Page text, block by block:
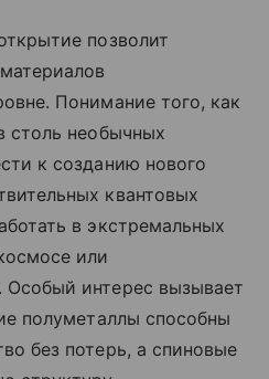
позволит
Понимание того, как
столь необычных
к созданию нового
квантовых
в экстремальных
или
интерес вызывает
полуметаллы способны
без потерь, а спиновые